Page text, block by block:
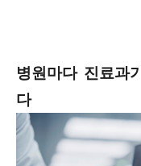
병원마다 진료과
다